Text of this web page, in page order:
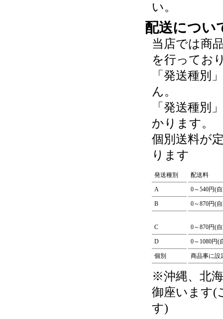
い。
配送につい
当店では商
を行ってお
「発送種別
ん。
「発送種別
かります。
個別送料が
ります
発送種別 配送料
A 0～540円(
B 0～870円(
C 0～870円(
D 0～1080円(
個別 商品事に設
※沖縄、北
御座います(
す)